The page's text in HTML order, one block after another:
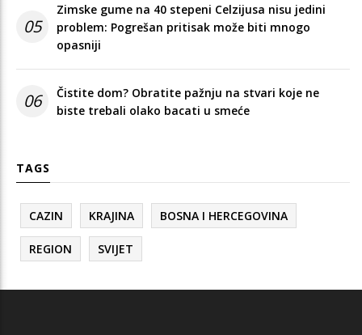
05
Zimske gume na 40 stepeni Celzijusa nisu jedini
problem: Pogrešan pritisak može biti mnogo
opasniji
06
Čistite dom? Obratite pažnju na stvari koje ne
biste trebali olako bacati u smeće
TAGS
CAZIN KRAJINA BOSNA I HERCEGOVINA
REGION SVIJET